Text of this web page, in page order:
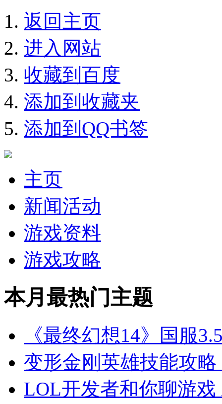
返回主页
进入网站
收藏到百度
添加到收藏夹
添加到QQ书签
主页
新闻活动
游戏资料
游戏攻略
本月最热门主题
《最终幻想14》国服
变形金刚英雄技能攻
LOL开发者和你聊游